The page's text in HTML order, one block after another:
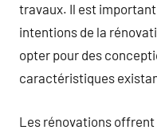
travaux. Il est
intentions de la
opter pour des
caractéristiques
Les rénovations